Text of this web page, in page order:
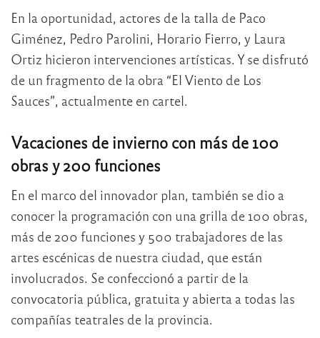
En la oportunidad, actores de la talla de Paco
Giménez, Pedro Parolini, Horario Fierro, y Laura
Ortiz hicieron intervenciones artísticas. Y se disfrutó
de un fragmento de la obra “El Viento de Los
Sauces”, actualmente en cartel.
Vacaciones de invierno con más de 100
obras y 200 funciones
En el marco del innovador plan, también se dio a
conocer la programación con una grilla de 100 obras,
más de 200 funciones y 500 trabajadores de las
artes escénicas de nuestra ciudad, que están
involucrados. Se confeccionó a partir de la
convocatoria pública, gratuita y abierta a todas las
compañías teatrales de la provincia.